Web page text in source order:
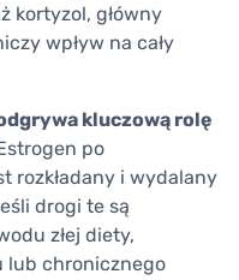
kortyzol, główny
wpływ na cały
kluczową rolę
po
rozkładany i wydalany
drogi te są
złej diety,
lub chronicznego